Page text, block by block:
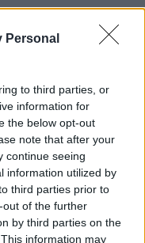
Personal
to third parties, or
information for
the below opt-out
note that after your
continue seeing
information utilized by
third parties prior to
of the further
by third parties on the
information may
në Krujë, Nufi dhe
Forcat po
nga toka dhe